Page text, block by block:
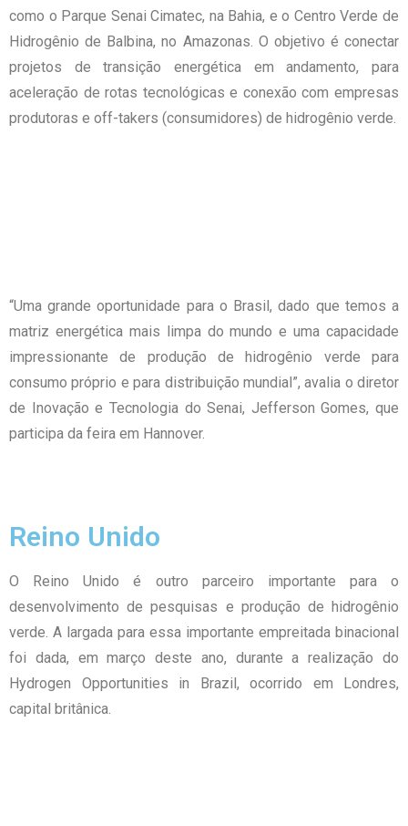
como o Parque Senai Cimatec, na Bahia, e o Centro Verde de
Hidrogênio de Balbina, no Amazonas. O objetivo é conectar
projetos de transição energética em andamento, para
aceleração de rotas tecnológicas e conexão com empresas
produtoras e off-takers (consumidores) de hidrogênio verde.
“Uma grande oportunidade para o Brasil, dado que temos a
matriz energética mais limpa do mundo e uma capacidade
impressionante de produção de hidrogênio verde para
consumo próprio e para distribuição mundial”, avalia o diretor
de Inovação e Tecnologia do Senai, Jefferson Gomes, que
participa da feira em Hannover.
Reino Unido
O Reino Unido é outro parceiro importante para o
desenvolvimento de pesquisas e produção de hidrogênio
verde. A largada para essa importante empreitada binacional
foi dada, em março deste ano, durante a realização do
Hydrogen Opportunities in Brazil, ocorrido em Londres,
capital britânica.